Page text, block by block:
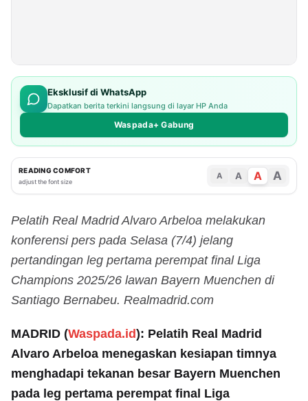
Eksklusif di WhatsApp
Dapatkan berita terkini langsung di layar HP Anda
Waspada+ Gabung
READING COMFORT
adjust the font size
A A A A
Pelatih Real Madrid Alvaro Arbeloa melakukan
konferensi pers pada Selasa (7/4) jelang
pertandingan leg pertama perempat final Liga
Champions 2025/26 lawan Bayern Muenchen di
Santiago Bernabeu. Realmadrid.com
MADRID (Waspada.id): Pelatih Real Madrid
Alvaro Arbeloa menegaskan kesiapan timnya
menghadapi tekanan besar Bayern Muenchen
pada leg pertama perempat final Liga